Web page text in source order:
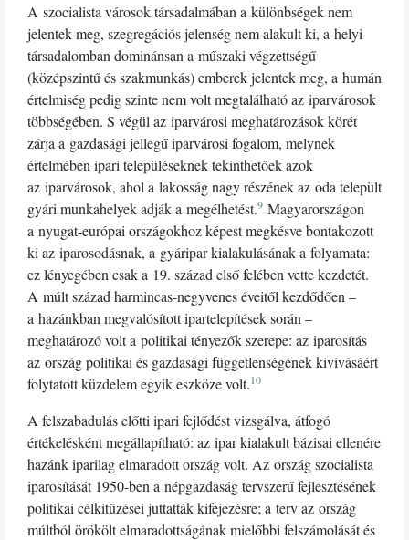
A szocialista városok társadalmában a különbségek nem
jelentek meg, szegregációs jelenség nem alakult ki, a helyi
társadalomban dominánsan a műszaki végzettségű
(középszintű és szakmunkás) emberek jelentek meg, a humán
értelmiség pedig szinte nem volt megtalálható az iparvárosok
többségében. S végül az iparvárosi meghatározások körét
zárja a gazdasági jellegű iparvárosi fogalom, melynek
értelmében ipari településeknek tekinthetőek azok
az iparvárosok, ahol a lakosság nagy részének az oda települt
gyári munkahelyek adják a megélhetést.9 Magyarországon
a nyugat-európai országokhoz képest megkésve bontakozott
ki az iparosodásnak, a gyáripar kialakulásának a folyamata:
ez lényegében csak a 19. század első felében vette kezdetét.
A múlt század harmincas-negyvenes éveitől kezdődően –
a hazánkban megvalósított ipartelepítések során –
meghatározó volt a politikai tényezők szerepe: az iparosítás
az ország politikai és gazdasági függetlenségének kivívásáért
folytatott küzdelem egyik eszköze volt.10
A felszabadulás előtti ipari fejlődést vizsgálva, átfogó
értékelésként megállapítható: az ipar kialakult bázisai ellenére
hazánk iparilag elmaradott ország volt. Az ország szocialista
iparosítását 1950-ben a népgazdaság tervszerű fejlesztésének
politikai célkitűzései juttatták kifejezésre; a terv az ország
múltból örökölt elmaradottságának mielőbbi felszámolását és